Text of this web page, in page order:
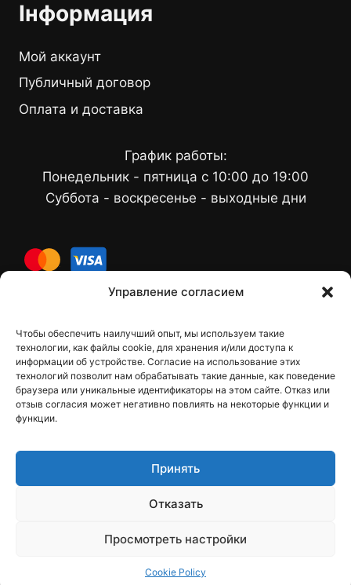
Управление согласием
Чтобы обеспечить наилучший опыт, мы используем такие
технологии, как файлы cookie, для хранения и/или доступа к
информации об устройстве. Согласие на использование этих
технологий позволит нам обрабатывать такие данные, как поведение
браузера или уникальные идентификаторы на этом сайте. Отказ или
отзыв согласия может негативно повлиять на некоторые функции и
функции.
Принять
Отказать
Просмотреть настройки
Cookie Policy
Інформация
Мой аккаунт
Публичный договор
Оплата и доставка
График работы:
Понедельник - пятница с 10:00 до 19:00
Суббота - воскресенье - выходные дни
Контакты
dfbelements@gmail.com
Instagram
Корзина